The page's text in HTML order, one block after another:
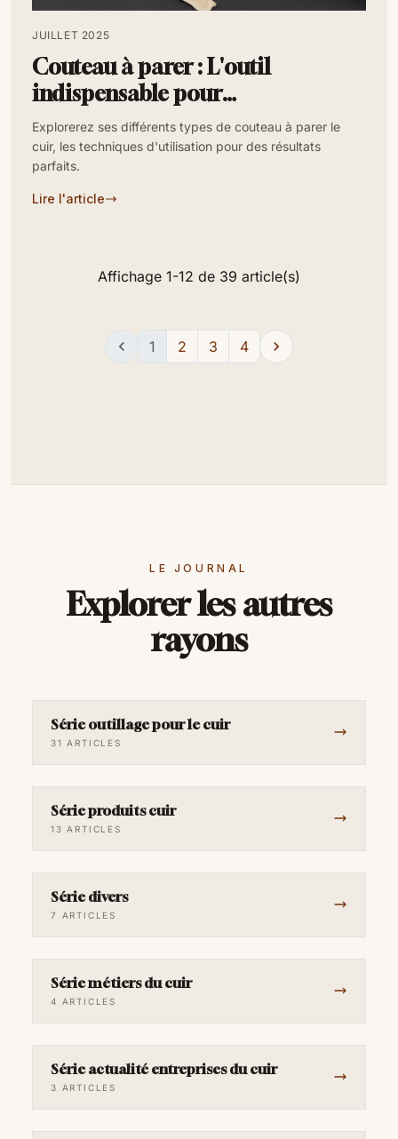
JUILLET 2025
Couteau à parer : L'outil
indispensable pour
l'amincissement du cuir
Explorerez ses différents types de couteau à parer le
cuir, les techniques d'utilisation pour des résultats
parfaits.
Lire l'article
Affichage 1-12 de 39 article(s)
 1 2 3 4 
LE JOURNAL
Explorer les autres
rayons
Série outillage pour le cuir
31 ARTICLES
Série produits cuir
13 ARTICLES
Série divers
7 ARTICLES
Série métiers du cuir
4 ARTICLES
Série actualité entreprises du cuir
3 ARTICLES